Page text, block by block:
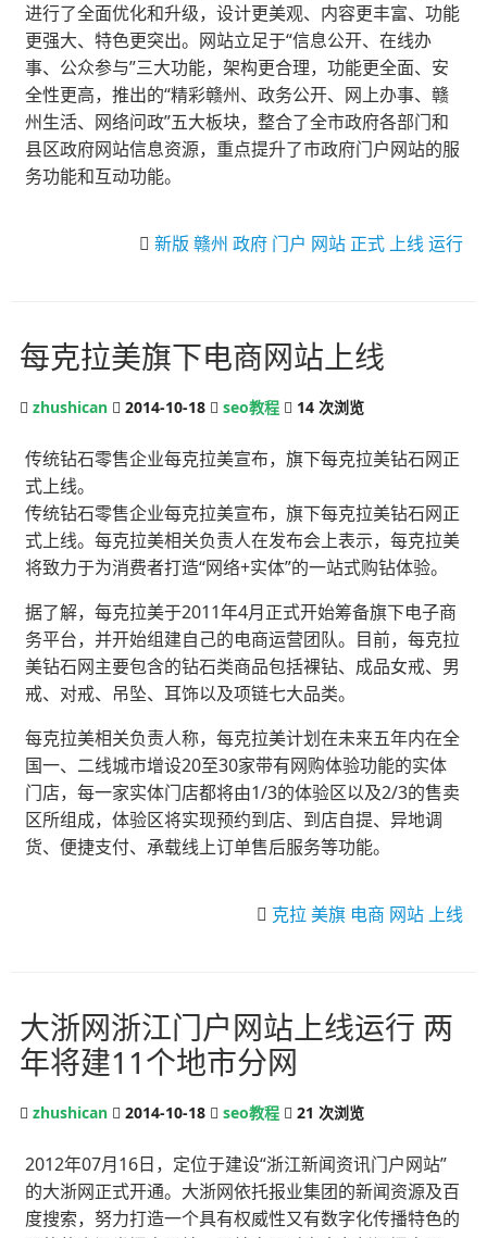
进行了全面优化和升级，设计更美观、内容更丰富、功能
更强大、特色更突出。网站立足于“信息公开、在线办
事、公众参与”三大功能，架构更合理，功能更全面、安
全性更高，推出的“精彩赣州、政务公开、网上办事、赣
州生活、网络问政”五大板块，整合了全市政府各部门和
县区政府网站信息资源，重点提升了市政府门户网站的服
务功能和互动功能。
新版 赣州 政府 门户 网站 正式 上线运行
每克拉美旗下电商网站上线
zhushican 2014-10-18 seo教程 14 次浏览
传统钻石零售企业每克拉美宣布，旗下每克拉美钻石网正
式上线。
传统钻石零售企业每克拉美宣布，旗下每克拉美钻石网正
式上线。每克拉美相关负责人在发布会上表示，每克拉美
将致力于为消费者打造“网络+实体”的一站式购钻体验。
据了解，每克拉美于2011年4月正式开始筹备旗下电子商
务平台，并开始组建自己的电商运营团队。目前，每克拉
美钻石网主要包含的钻石类商品包括裸钻、成品女戒、男
戒、对戒、吊坠、耳饰以及项链七大品类。
每克拉美相关负责人称，每克拉美计划在未来五年内在全
国一、二线城市增设20至30家带有网购体验功能的实体
门店，每一家实体门店都将由1/3的体验区以及2/3的售卖
区所组成，体验区将实现预约到店、到店自提、异地调
货、便捷支付、承载线上订单售后服务等功能。
克拉 美旗 电商 网站 上线
大浙网浙江门户网站上线运行 两
年将建11个地市分网
zhushican 2014-10-18 seo教程 21 次浏览
2012年07月16日，定位于建设“浙江新闻资讯门户网站”
的大浙网正式开通。大浙网依托报业集团的新闻资源及百
度搜索，努力打造一个具有权威性又有数字化传播特色的